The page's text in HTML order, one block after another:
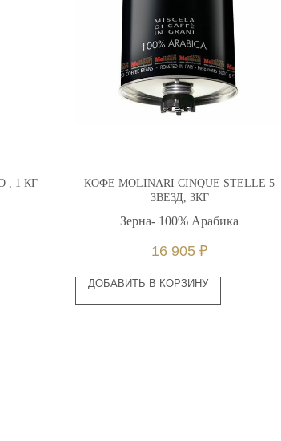
, 1 КГ
КОФЕ MOLINARI CINQUE STELLE 5
ЗВЕЗД, 3КГ
Зерна- 100% Арабика
16 905 ₽
ДОБАВИТЬ В КОРЗИНУ